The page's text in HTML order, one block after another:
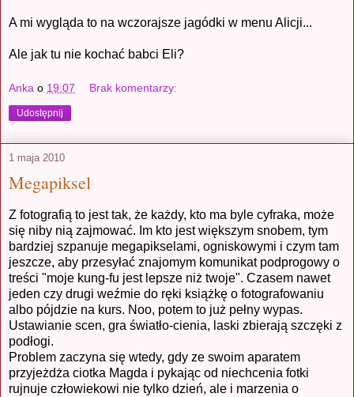
A mi wygląda to na wczorajsze jagódki w menu Alicji...
Ale jak tu nie kochać babci Eli?
Anka o 19:07 Brak komentarzy:
Udostępnij
1 maja 2010
Megapiksel
Z fotografią to jest tak, że każdy, kto ma byle cyfraka, może
się niby nią zajmować. Im kto jest większym snobem, tym
bardziej szpanuje megapikselami, ogniskowymi i czym tam
jeszcze, aby przesyłać znajomym komunikat podprogowy o
treści "moje kung-fu jest lepsze niż twoje". Czasem nawet
jeden czy drugi weźmie do ręki książkę o fotografowaniu
albo pójdzie na kurs. Noo, potem to już pełny wypas.
Ustawianie scen, gra światło-cienia, laski zbierają szczęki z
podłogi.
Problem zaczyna się wtedy, gdy ze swoim aparatem
przyjeżdża ciotka Magda i pykając od niechcenia fotki
rujnuje człowiekowi nie tylko dzień, ale i marzenia o